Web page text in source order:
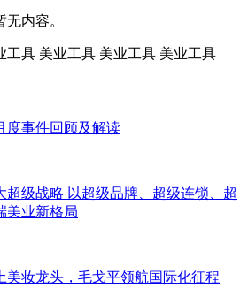
内容。
工具 美业工具 美业工具 美业工具
度事件回顾及解读
超级战略 以超级品牌、超级连锁、超
美业新格局
美妆龙头，毛戈平领航国际化征程